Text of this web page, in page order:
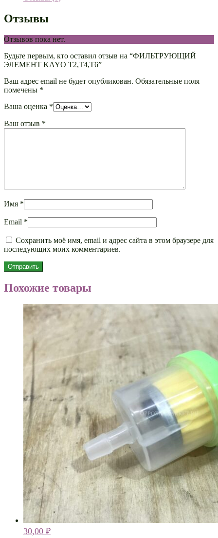
Отзывы
Отзывов пока нет.
Будьте первым, кто оставил отзыв на “ФИЛЬТРУЮЩИЙ
ЭЛЕМЕНТ KAYO T2,T4,T6”
Ваш адрес email не будет опубликован. Обязательные поля
помечены *
Ваша оценка *
Ваш отзыв *
Имя *
Email *
Сохранить моё имя, email и адрес сайта в этом браузере для
последующих моих комментариев.
Похожие товары
30,00 ₽